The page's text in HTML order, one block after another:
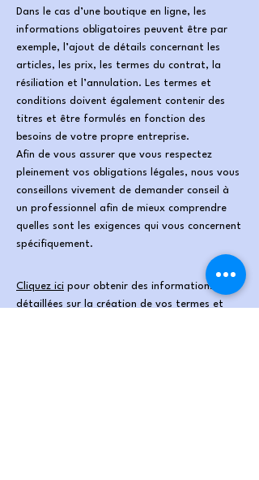
Dans le cas d’une boutique en ligne, les
informations obligatoires peuvent être par
exemple, l’ajout de détails concernant les
articles, les prix, les termes du contrat, la
résiliation et l’annulation. Les termes et
conditions doivent également contenir des
titres et être formulés en fonction des
besoins de votre propre entreprise.
Afin de vous assurer que vous respectez
pleinement vos obligations légales, nous vous
conseillons vivement de demander conseil à
un professionnel afin de mieux comprendre
quelles sont les exigences qui vous concernent
spécifiquement.
Cliquez ici pour obtenir des informations plus
détaillées sur la création de vos termes et